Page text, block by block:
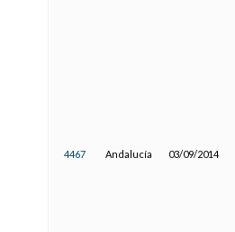
4467 Andalucía 03/09/2014